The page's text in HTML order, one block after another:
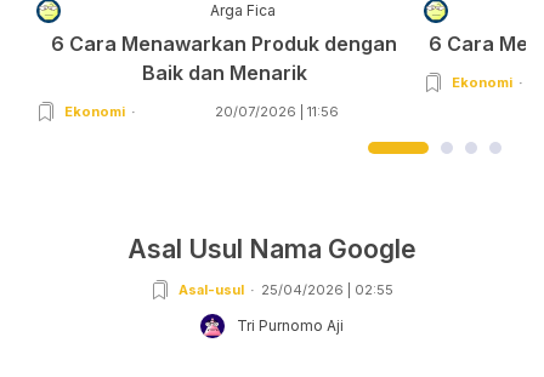
Arga Fica
6 Cara Menawarkan Produk dengan
Baik dan Menarik
Ekonomi 20/07/2026 | 11:56
6 Cara
Ekonomi
Asal Usul Nama Google
Asal-usul 25/04/2026 | 02:55
Tri Purnomo Aji